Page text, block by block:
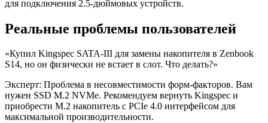
для подключения 2.5-дюймовых устройств.
Реальные проблемы пользователей
«Купил Kingspec SATA-III для замены накопителя в Zenbook
S14, но он физически не встает в слот. Что делать?»
Эксперт: Проблема в несовместимости форм-факторов. Вам
нужен SSD M.2 NVMe. Рекомендуем вернуть Kingspec и
приобрести M.2 накопитель с PCIe 4.0 интерфейсом для
максимальной производительности.